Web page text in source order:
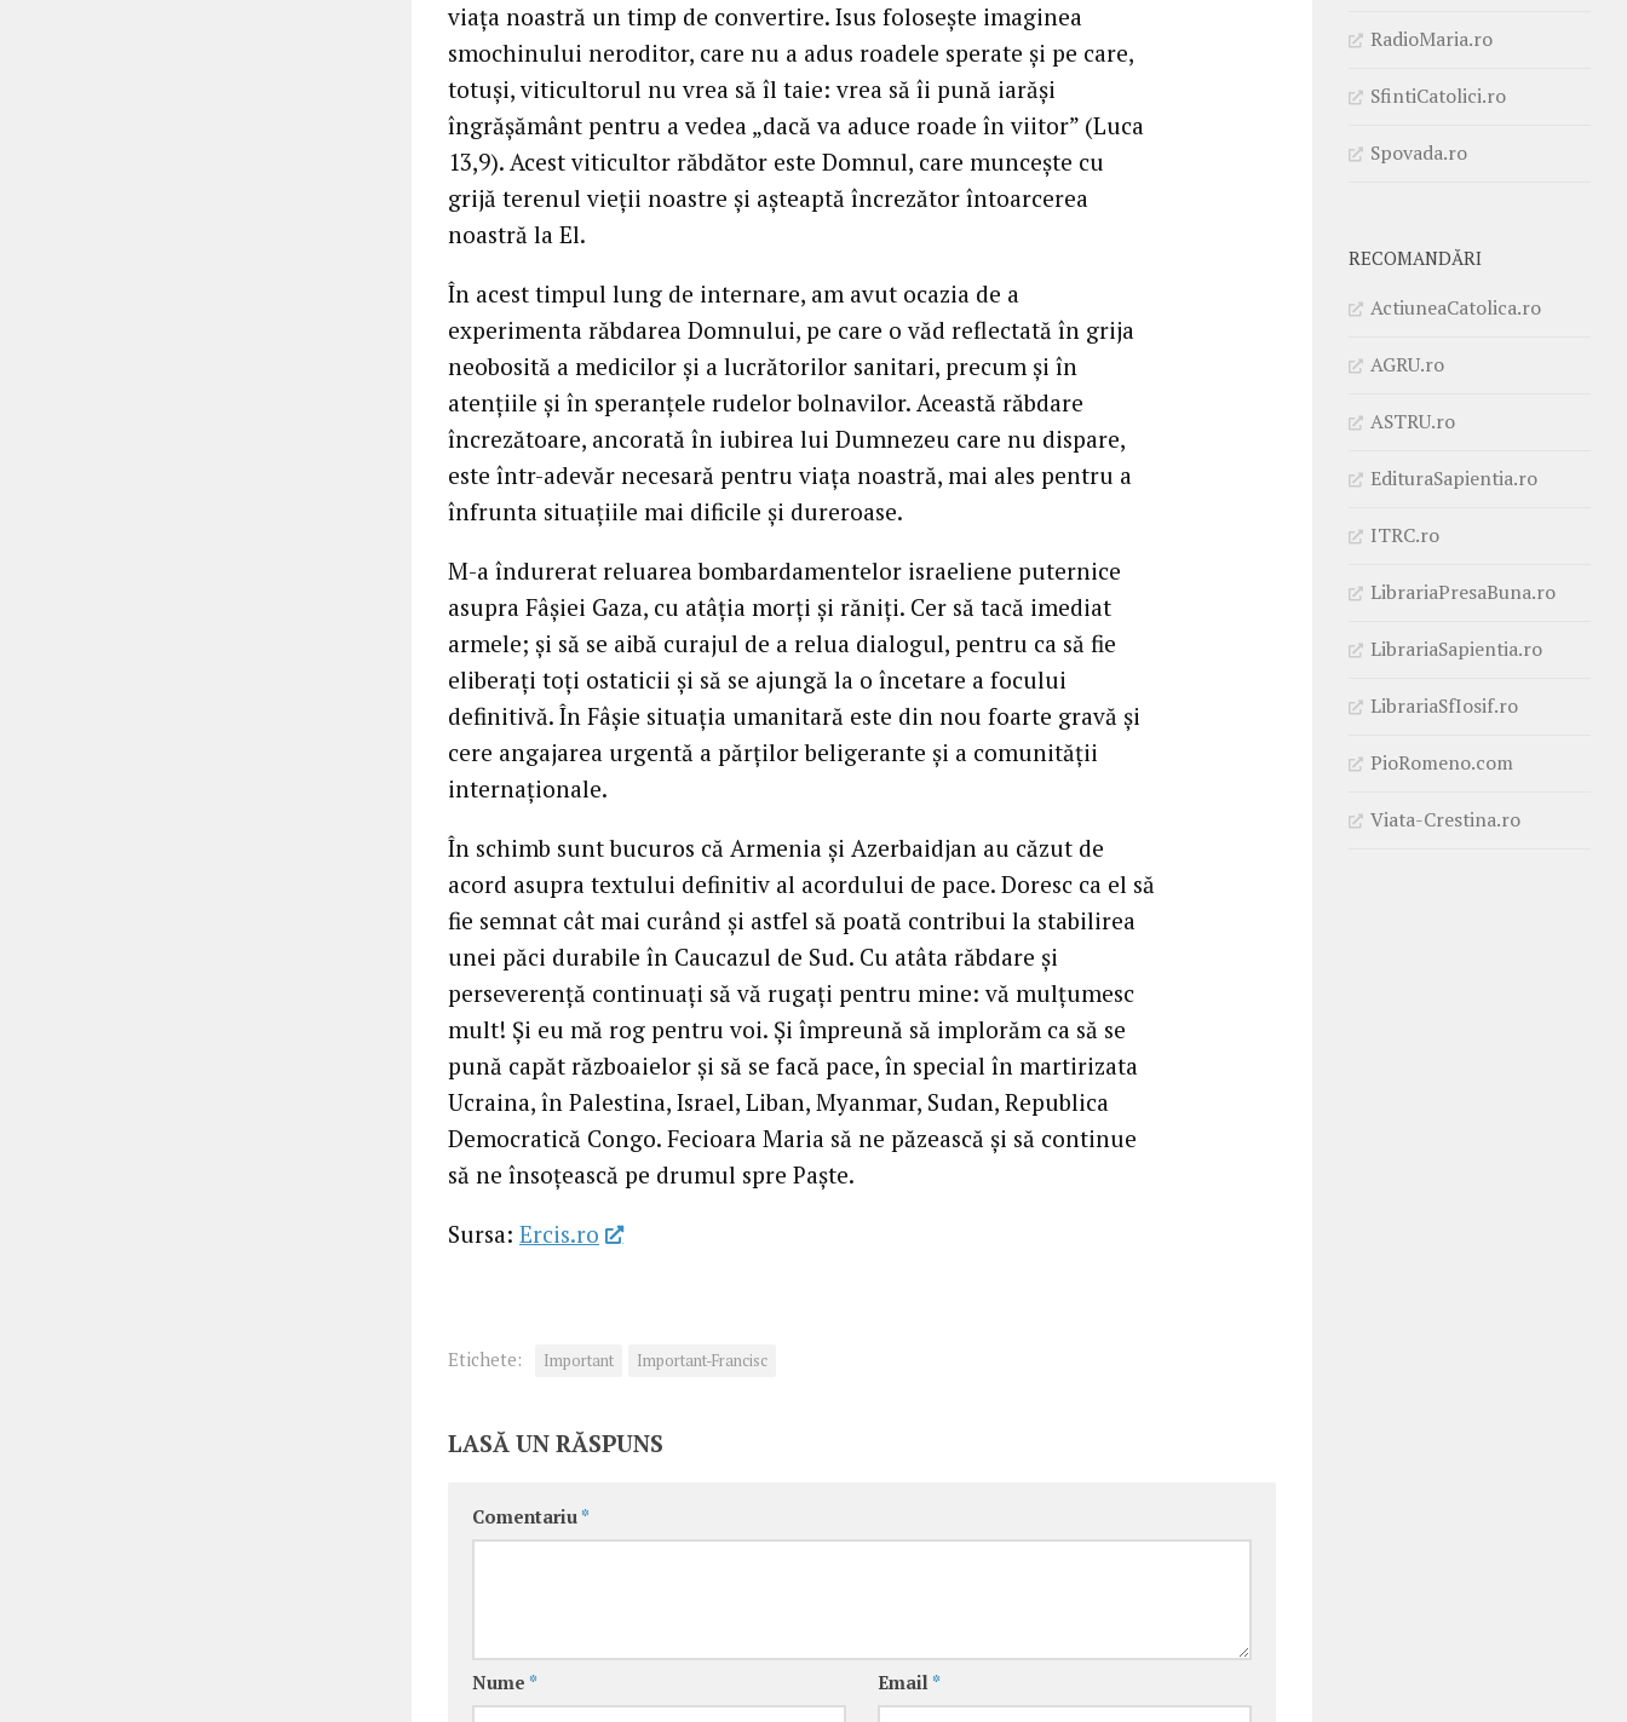
viața noastră un timp de convertire. Isus folosește imaginea
smochinului neroditor, care nu a adus roadele sperate și pe care,
totuși, viticultorul nu vrea să îl taie: vrea să îi pună iarăși
îngrășământ pentru a vedea „dacă va aduce roade în viitor” (Luca
13,9). Acest viticultor răbdător este Domnul, care muncește cu
grijă terenul vieții noastre și așteaptă încrezător întoarcerea
noastră la El.
În acest timpul lung de internare, am avut ocazia de a
experimenta răbdarea Domnului, pe care o văd reflectată în grija
neobosită a medicilor și a lucrătorilor sanitari, precum și în
atențiile și în speranțele rudelor bolnavilor. Această răbdare
încrezătoare, ancorată în iubirea lui Dumnezeu care nu dispare,
este într-adevăr necesară pentru viața noastră, mai ales pentru a
înfrunta situațiile mai dificile și dureroase.
M-a îndurerat reluarea bombardamentelor israeliene puternice
asupra Fâșiei Gaza, cu atâția morți și răniți. Cer să tacă imediat
armele; și să se aibă curajul de a relua dialogul, pentru ca să fie
eliberați toți ostaticii și să se ajungă la o încetare a focului
definitivă. În Fâșie situația umanitară este din nou foarte gravă și
cere angajarea urgentă a părților beligerante și a comunității
internaționale.
În schimb sunt bucuros că Armenia și Azerbaidjan au căzut de
acord asupra textului definitiv al acordului de pace. Doresc ca el să
fie semnat cât mai curând și astfel să poată contribui la stabilirea
unei păci durabile în Caucazul de Sud. Cu atâta răbdare și
perseverență continuați să vă rugați pentru mine: vă mulțumesc
mult! Și eu mă rog pentru voi. Și împreună să implorăm ca să se
pună capăt războaielor și să se facă pace, în special în martirizata
Ucraina, în Palestina, Israel, Liban, Myanmar, Sudan, Republica
Democratică Congo. Fecioara Maria să ne păzească și să continue
să ne însoțească pe drumul spre Paște.
Sursa: Ercis.ro
Etichete: Important Important-Francisc
LASĂ UN RĂSPUNS
Comentariu *
Nume * Email *
RadioMaria.ro
SfintiCatolici.ro
Spovada.ro
RECOMANDĂRI
ActiuneaCatolica.ro
AGRU.ro
ASTRU.ro
EdituraSapientia.ro
ITRC.ro
LibrariaPresaBuna.ro
LibrariaSapientia.ro
LibrariaSfIosif.ro
PioRomeno.com
Viata-Crestina.ro